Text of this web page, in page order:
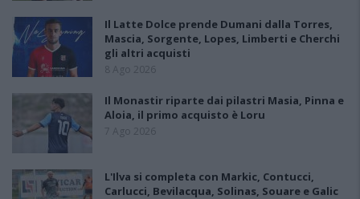
Il Latte Dolce prende Dumani dalla Torres,
Mascia, Sorgente, Lopes, Limberti e Cherchi
gli altri acquisti
8 Ago 2026
Il Monastir riparte dai pilastri Masia, Pinna e
Aloia, il primo acquisto è Loru
7 Ago 2026
L'Ilva si completa con Markic, Contucci,
Carlucci, Bevilacqua, Solinas, Souare e Galic